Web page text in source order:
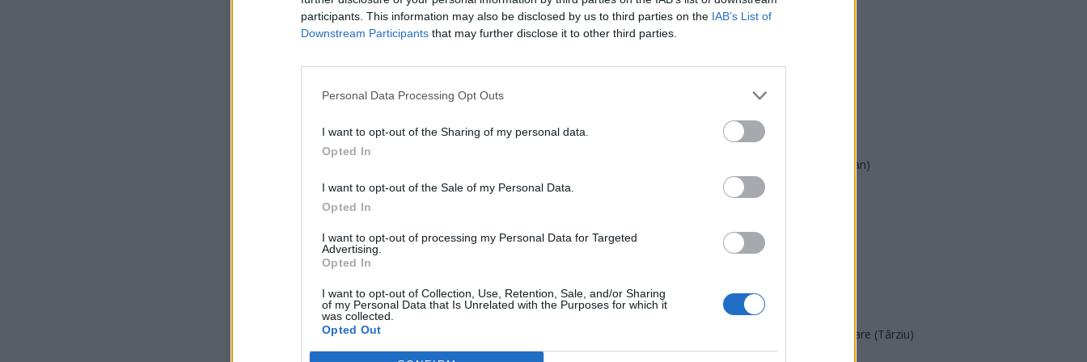
participants. This information may also be disclosed by us to third parties on the IAB’s List of
Downstream Participants that may further disclose it to other third parties.
Personal Data Processing Opt Outs
I want to opt-out of the Sharing of my personal data.
Opted In
I want to opt-out of the Sale of my Personal Data.
Opted In
I want to opt-out of processing my Personal Data for Targeted
Advertising.
Opted In
I want to opt-out of Collection, Use, Retention, Sale, and/or Sharing
of my Personal Data that Is Unrelated with the Purposes for which it
was collected.
Opted Out
USR
PSD
AUR
PMP (Tomac)
Forța Dreptei (L. Orban)
PNȚMM
SENS
PACE (Peia)
Acțiunea Conservatoare (Târziu)